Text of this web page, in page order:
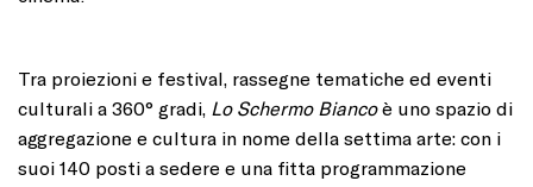
Tra proiezioni e festival, rassegne tematiche ed eventi
culturali a 360° gradi, Lo Schermo Biancoè uno spazio di
aggregazione e cultura in nome della settima arte: con i
suoi 140 posti a sedere e una fitta programmazione